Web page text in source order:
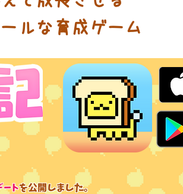
ルな育成ゲーム
トを公開しました。